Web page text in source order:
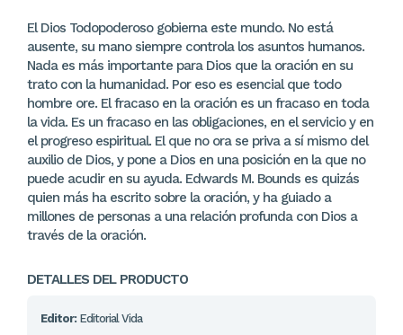
El Dios Todopoderoso gobierna este mundo. No está
ausente, su mano siempre controla los asuntos humanos.
Nada es más importante para Dios que la oración en su
trato con la humanidad. Por eso es esencial que todo
hombre ore. El fracaso en la oración es un fracaso en toda
la vida. Es un fracaso en las obligaciones, en el servicio y en
el progreso espiritual. El que no ora se priva a sí mismo del
auxilio de Dios, y pone a Dios en una posición en la que no
puede acudir en su ayuda. Edwards M. Bounds es quizás
quien más ha escrito sobre la oración, y ha guiado a
millones de personas a una relación profunda con Dios a
través de la oración.
DETALLES DEL PRODUCTO
Editor: Editorial Vida